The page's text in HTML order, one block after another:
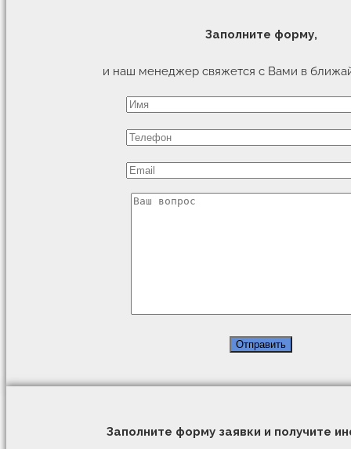
Заполните форму,
и наш менеджер свяжется с Вами в
Заполните форму заявки и получите